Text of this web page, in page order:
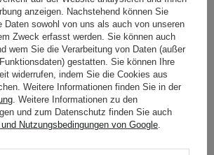
Kunden geprüft
anzeigen. Nachstehend können Sie
Daten sowohl von uns als auch von unseren
Zweck erfasst werden. Sie können auch
wem Sie die Verarbeitung von Daten (außer
gestatten. Sie können Ihre
widerrufen, indem Sie die Cookies aus
Weitere Informationen finden Sie in der
. Weitere Informationen zu den
und zum Datenschutz finden Sie auch
Nutzungsbedingungen von Google